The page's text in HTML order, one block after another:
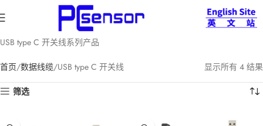
USB type C 开关线系列产品
首页 数据线缆 USB type C 开关线 显示所有 4 结果
筛选